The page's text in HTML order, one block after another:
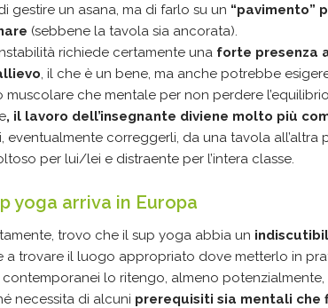
gestire un asana, ma di farlo su un “pavimento”
(sebbene la tavola sia ancorata).
richiede certamente una forte presenza
, il che è un bene, ma anche potrebbe
muscolare che mentale per non perdere
, il lavoro dell’insegnante diviene molto più
eventualmente correggerli, da una tavola all’altra
per lui/lei e distraente per l’intera classe.
yoga arriva in Europa
trovo che il sup yoga abbia un
a trovare il luogo appropriato dove metterlo in
lo ritengo, almeno
necessita di alcuni prerequisiti sia mentali che